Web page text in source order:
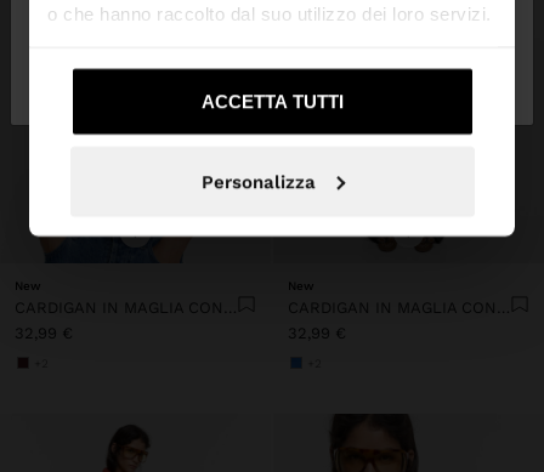
o che hanno raccolto dal suo utilizzo dei loro servizi.
ACCETTA TUTTI
Personalizza
+
New
CARDIGAN IN MAGLIA CON EFFETTO INTRECCIATO
32,99 €
+
New
CARDIGAN IN MAGLIA CON EFFETTO INTRECCIATO
32,99 €